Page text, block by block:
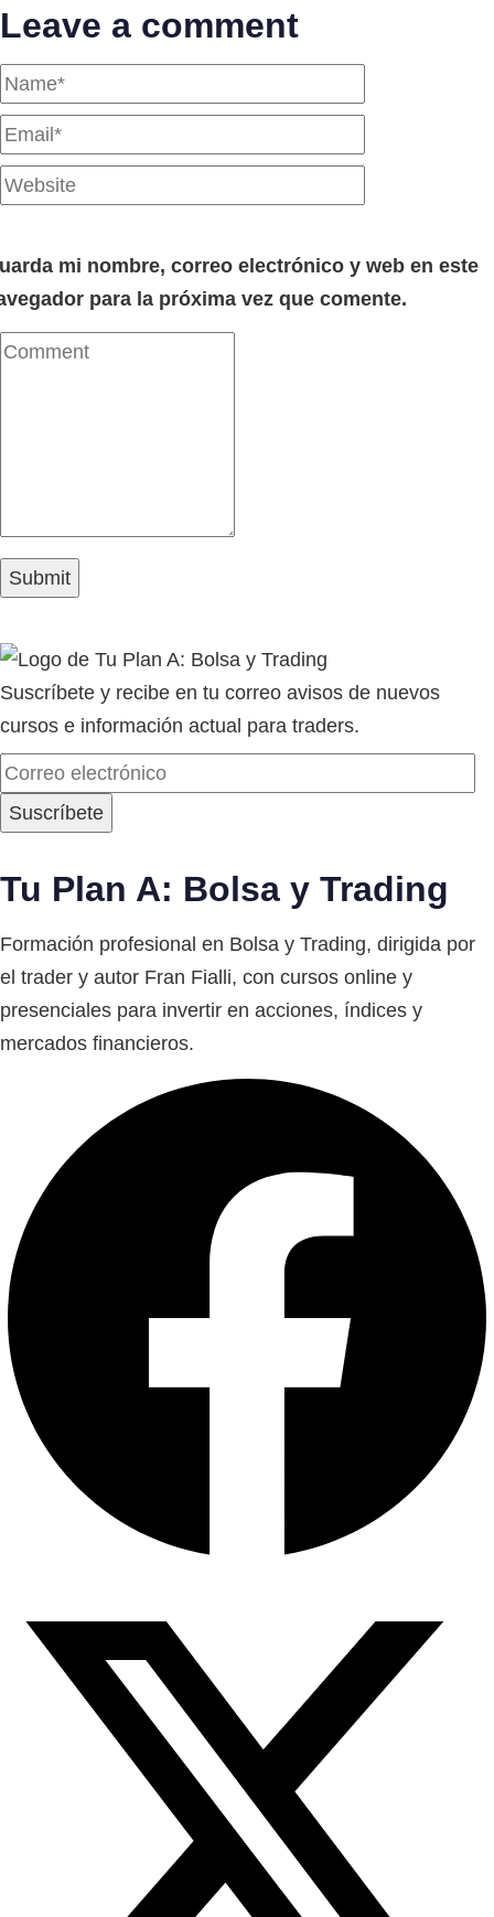
Leave a comment
mi nombre, correo electrónico y web en este
para la próxima vez que comente.
Suscríbete y recibe en tu correo avisos de nuevos
cursos e información actual para traders.
Tu Plan A: Bolsa y Trading
Formación profesional en Bolsa y Trading, dirigida por
el trader y autor Fran Fialli, con cursos online y
presenciales para invertir en acciones, índices y
mercados financieros.